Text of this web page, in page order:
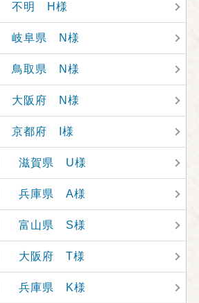
不明 H様
岐阜県 N様
鳥取県 N様
大阪府 N様
京都府 I様
】 滋賀県 U様
】 兵庫県 A様
】 富山県 S様
】 大阪府 T様
】 兵庫県 K様